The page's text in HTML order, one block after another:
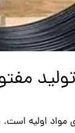
مواد اولیه